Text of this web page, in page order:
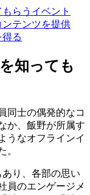
らうイベント
テンツを提供
る
知っても
同士の偶発的なコ
か、飯野が所属す
うなオフラインイ
。
あり、各部の思い
員のエンゲージメ